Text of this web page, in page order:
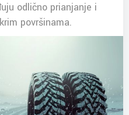
odlično prianjanje i
površinama.